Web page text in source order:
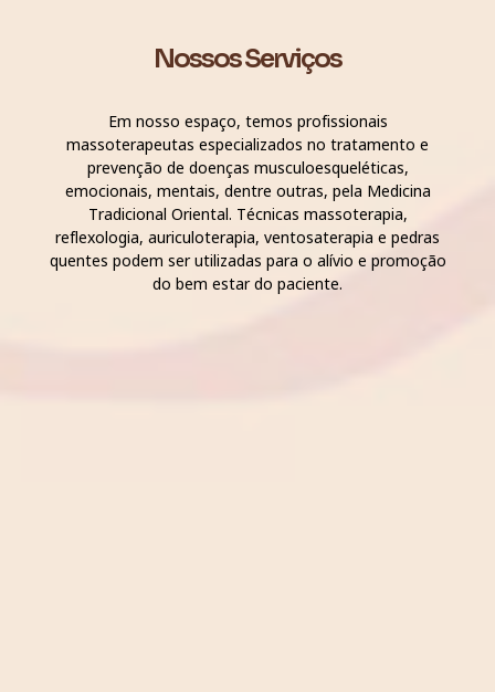
Nossos Serviços
Em nosso espaço, temos profissionais
massoterapeutas especializados no tratamento e
prevenção de doenças musculoesqueléticas,
emocionais, mentais, dentre outras, pela Medicina
Tradicional Oriental. Técnicas massoterapia,
reflexologia, auriculoterapia, ventosaterapia e pedras
quentes podem ser utilizadas para o alívio e promoção
do bem estar do paciente.